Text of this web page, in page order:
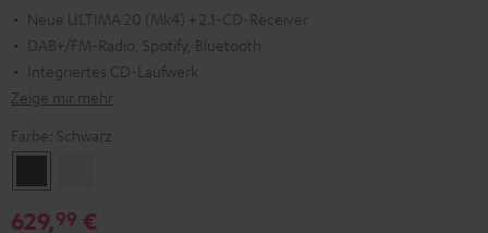
Neue ULTIMA 20 (Mk4) + 2.1-CD-Receiver
DAB+/FM-Radio, Spotify, Bluetooth
Integriertes CD-Laufwerk
Zeige mir mehr
Farbe: Schwarz
629,99 €